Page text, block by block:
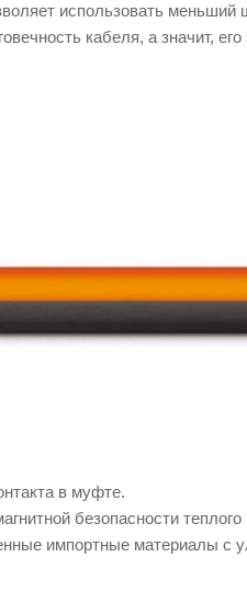
использовать
кабеля, а значит,
в муфте.
безопасности теплого
импортные материалы с